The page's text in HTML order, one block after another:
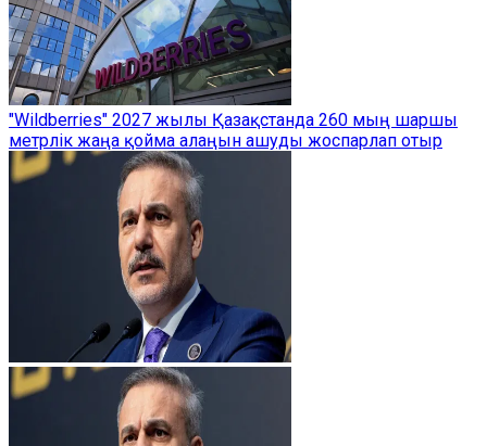
"Wildberries" 2027 жылы Қазақстанда 260 мың шаршы
метрлік жаңа қойма алаңын ашуды жоспарлап отыр